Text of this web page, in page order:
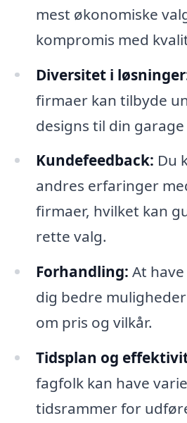
mest økonomiske
kompromis med
Diversitet i
firmaer kan tilbyde
designs til din
Kundefeedback: Du
andres erfaringer
firmaer, hvilket kan
rette valg.
Forhandling: At
dig bedre
om pris og vilkår.
Tidsplan og
fagfolk kan have
tidsrammer for